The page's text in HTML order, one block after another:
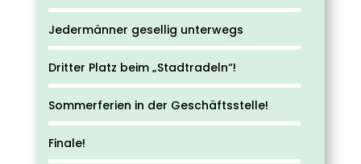
Jedermänner gesellig unterwegs
Dritter Platz beim „Stadtradeln“!
Sommerferien in der Geschäftsstelle!
Finale!